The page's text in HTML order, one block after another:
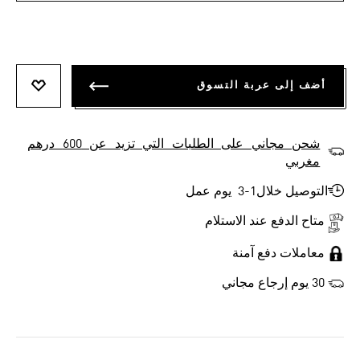
أضف إلى عربة التسوق
شحن مجاني على الطلبات التي تزيد عن 600 درهم
مغربي
التوصيل خلال1-3 يوم عمل
متاح الدفع عند الاستلام
معاملات دفع آمنة